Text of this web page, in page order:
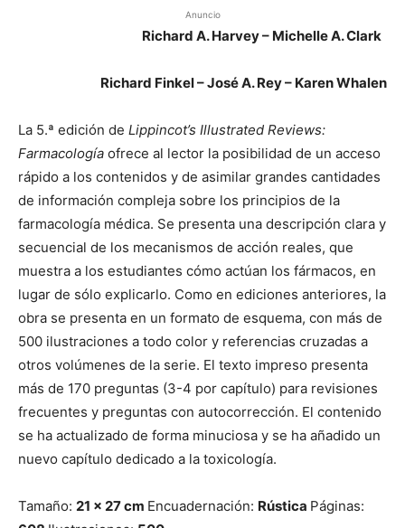
Anuncio
Richard A. Harvey – Michelle A. Clark
Richard Finkel – José A. Rey – Karen Whalen
La 5.ª edición de Lippincot’s Illustrated Reviews:
Farmacología ofrece al lector la posibilidad de un acceso
rápido a los contenidos y de asimilar grandes cantidades
de información compleja sobre los principios de la
farmacología médica. Se presenta una descripción clara y
secuencial de los mecanismos de acción reales, que
muestra a los estudiantes cómo actúan los fármacos, en
lugar de sólo explicarlo. Como en ediciones anteriores, la
obra se presenta en un formato de esquema, con más de
500 ilustraciones a todo color y referencias cruzadas a
otros volúmenes de la serie. El texto impreso presenta
más de 170 preguntas (3-4 por capítulo) para revisiones
frecuentes y preguntas con autocorrección. El contenido
se ha actualizado de forma minuciosa y se ha añadido un
nuevo capítulo dedicado a la toxicología.
Tamaño: 21 x 27cm Encuadernación: Rústica Páginas: